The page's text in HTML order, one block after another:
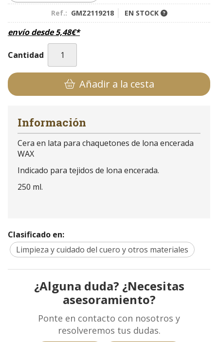
Ref.: GMZ2119218 EN STOCK
envío desde5,48€*
Cantidad
Añadir a la cesta
Información
Cera en lata para chaquetones de lona encerada
WAX
Indicado para tejidos de lona encerada.
250 ml.
Clasificado en:
Limpieza y cuidado del cuero y otros materiales
¿Alguna duda? ¿Necesitas
asesoramiento?
Ponte en contacto con nosotros y
resolveremos tus dudas.